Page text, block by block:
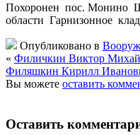
Похоронен пос. Монино
области Гарнизонное
Опубликовано в
« Филичкин Виктор
Филяшкин Кирилл
Вы можете оставить
Оставить